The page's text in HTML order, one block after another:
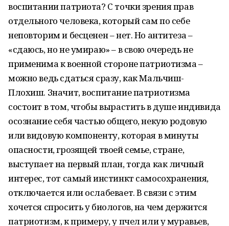
воспитании патриота? С точки зрения прав
отдельного человека, который сам по себе
неповторим и бесценен – нет. Но антитеза –
«сдаюсь, но не умираю» – в свою очередь не
применима к военной стороне патриотизма –
можно ведь сдаться сразу, как Мальчиш-
Плохиш. Значит, воспитание патриотизма
состоит в том, чтобы вырастить в душе индивида
осознание себя частью общего, некую родовую
или видовую компоненту, которая в минуты
опасности, грозящей твоей семье, стране,
выступает на первый план, тогда как личный
интерес, тот самый инстинкт самосохранения,
отключается или ослабевает. В связи с этим
хочется спросить у биологов, на чем держится
патриотизм, к примеру, у пчел или у муравьев,